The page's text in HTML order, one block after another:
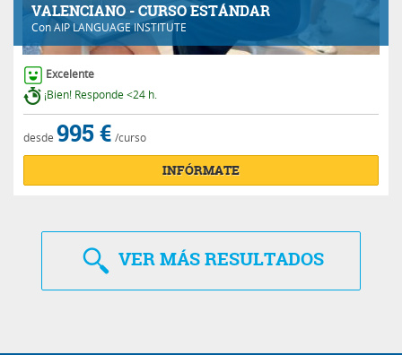
VALENCIANO - CURSO ESTÁNDAR
ConAIP LANGUAGE INSTITUTE
Excelente
¡Bien! Responde <24 h.
desde 995 € /curso
INFÓRMATE
VERMÁS RESULTADOS